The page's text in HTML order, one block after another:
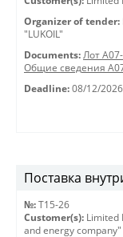
Organizer of tender:
"LUKOIL"
Documents: Лот
Общие сведения
Deadline: 08/12/2026
Поставка
№: Т15-26
Customer(s): Limited
and energy company"